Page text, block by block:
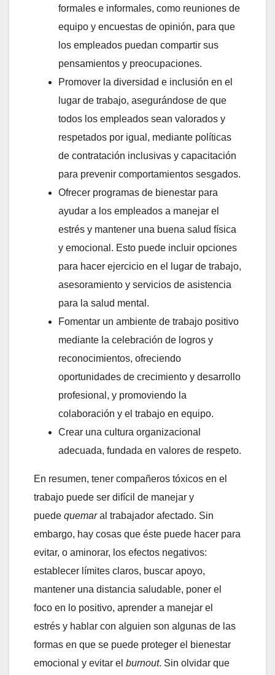
formales e informales, como reuniones de
equipo y encuestas de opinión, para que
los empleados puedan compartir sus
pensamientos y preocupaciones.
Promover la diversidad e inclusión en el
lugar de trabajo, asegurándose de que
todos los empleados sean valorados y
respetados por igual, mediante políticas
de contratación inclusivas y capacitación
para prevenir comportamientos sesgados.
Ofrecer programas de bienestar para
ayudar a los empleados a manejar el
estrés y mantener una buena salud física
y emocional. Esto puede incluir opciones
para hacer ejercicio en el lugar de trabajo,
asesoramiento y servicios de asistencia
para la salud mental.
Fomentar un ambiente de trabajo positivo
mediante la celebración de logros y
reconocimientos, ofreciendo
oportunidades de crecimiento y desarrollo
profesional, y promoviendo la
colaboración y el trabajo en equipo.
Crear una cultura organizacional
adecuada, fundada en valores de respeto.
En resumen, tener compañeros tóxicos en el
trabajo puede ser difícil de manejar y
puede quemaral trabajador afectado. Sin
embargo, hay cosas que éste puede hacer para
evitar, o aminorar, los efectos negativos:
establecer límites claros, buscar apoyo,
mantener una distancia saludable, poner el
foco en lo positivo, aprender a manejar el
estrés y hablar con alguien son algunas de las
formas en que se puede proteger el bienestar
emocional y evitar el burnout. Sin olvidar que